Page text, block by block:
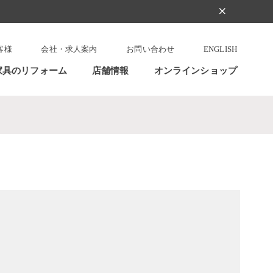
clear
具のリフォーム 店舗情報 オンラインショップ
様 会社・求人案内 お問い合わせ ENGLISH